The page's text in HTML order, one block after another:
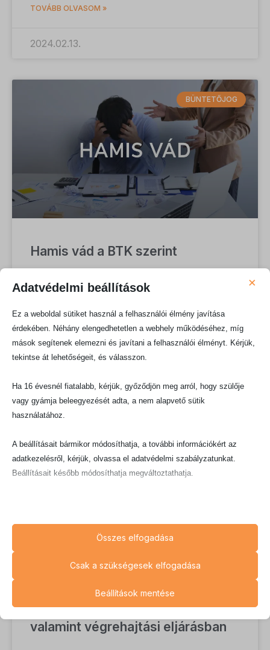
TOVÁBB OLVASOM »
2024.02.13.
BÜNTETŐJOG
Hamis vád a BTK szerint
A jogállam létezésének egyik alapvető feltétele az
igazságszolgáltatás törvényes és hatékony
büntetőeljárás csakis valós alappal,
TOVÁBB OLVASOM »
2024.02.13.
VÉGREHAJTÁS
Kézbesítési kifogás fizetési
meghagyásos eljárásban,
valamint végrehajtási eljárásban
Adatvédelmi beállítások ×
Ez a weboldal sütiket használ a felhasználói élmény javítása
érdekében. Néhány elengedhetetlen a webhely működéséhez, míg
mások segítenek elemezni és javítani a felhasználói élményt. Kérjük,
tekintse át lehetőségeit, és válasszon.
Ha 16 évesnél fiatalabb, kérjük, győződjön meg arról, hogy szülője
vagy gyámja beleegyezését adta, a nem alapvető sütik
használatához.
A beállításait bármikor módosíthatja, a további információkért az
adatkezelésről, kérjük, olvassa el adatvédelmi szabályzatunkat.
Beállításait később módosíthatja megváltoztathatja.
élményét és az általunk kínált szolgáltatásokat.
Az alapvető sütik és szolgáltatások biztosítják az oldal megfelelő
Részletek megjelenítése
Összes elfogadása
Csak a szükségesek elfogadása
Beállítások mentése